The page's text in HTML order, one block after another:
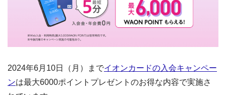
2024年6月10日（月）までイオンカードの入会キャンペー
ンは最大6000ポイントプレゼントのお得な内容で実施さ